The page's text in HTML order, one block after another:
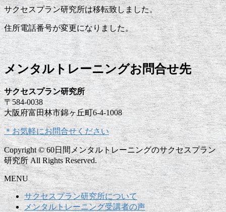
サクセスプラン研究所は移転致しました。
住所電話番号が変更になりました。
メンタルトレーニングお問合せ先
サクセスプラン研究所
〒584-0038
大阪府富田林市錦ヶ丘町6-4-1008
＊お気軽にお問合せください
Copyright © 60日間メンタルトレーニングのサクセスプラン
研究所 All Rights Reserved.
MENU
サクセスプラン研究所について
メンタルトレーニング受講者の声